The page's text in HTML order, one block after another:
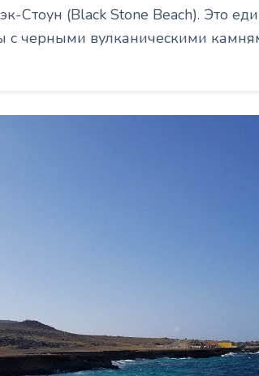
Стоун (Black Stone Beach). Это
с черными вулканическими